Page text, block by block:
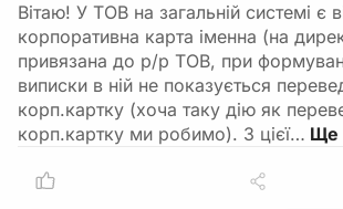
Вітаю! У ТОВ на загальній системі є
корпоративна карта іменна (на
привязана до р/р ТОВ, при
виписки в ній не показується
корп.картку (хоча таку дію як
корп.картку ми робимо). З цієї…